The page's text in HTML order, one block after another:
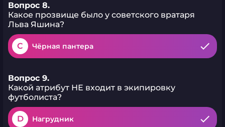
Вопрос 8.
Какое прозвище было у советского вратаря
Льва Яшина?
C Чёрная пантера
Вопрос 9.
Какой атрибут НЕ входит в экипировку
футболиста?
D Нагрудник